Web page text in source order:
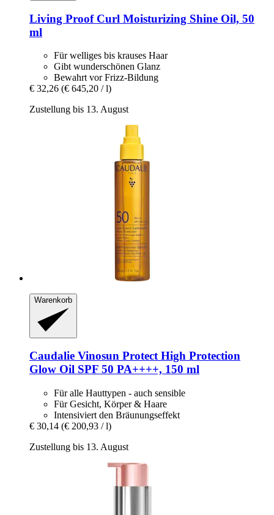
Living ProofCurl Moisturizing Shine Oil, 50
ml
Für welliges bis krauses Haar
Gibt wunderschönen Glanz
Bewahrt vor Frizz-Bildung
€ 32,26 (€ 645,20 / l)
Zustellung bis 13. August
Warenkorb
Caudalie Vinosun Protect High Protection
Glow Oil SPF 50 PA++++, 150 ml
Für alle Hauttypen - auch sensible
Für Gesicht, Körper & Haare
Intensiviert den Bräunungseffekt
€ 30,14 (€ 200,93 / l)
Zustellung bis 13. August